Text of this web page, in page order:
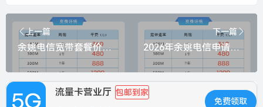
上一篇
余姚电信宽带套餐价格表最新消息查询？推荐1000M包1年1699元
下一篇
2026年余姚电信申请办理？推荐500M包1年1299元
流量卡营业厅 包邮到家
免费领取